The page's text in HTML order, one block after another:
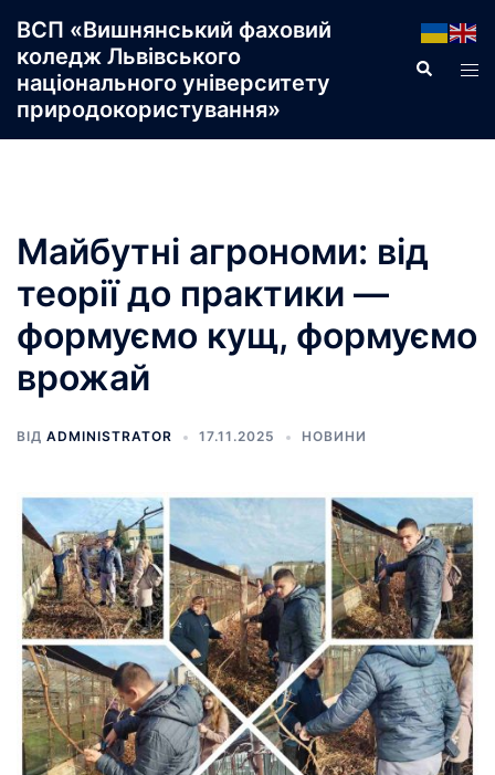
до
вмісту
ВСП «Вишнянський фаховий
коледж Львівського
національного університету
природокористування»
Пошук
Майбутні агрономи: від
теорії до практики —
формуємо кущ, формуємо
врожай
ВІД ADMINISTRATOR 17.11.2025 НОВИНИ